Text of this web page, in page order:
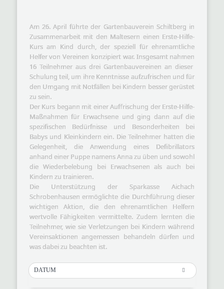
Am 26. April führte der Gartenbauverein Schiltberg in
Zusammenarbeit mit den Maltesern einen Erste-Hilfe-
Kurs am Kind durch, der speziell für ehrenamtliche
Helfer von Vereinen konzipiert war. Insgesamt nahmen
16 Teilnehmer aus drei Gartenbauvereinen an dieser
Schulung teil, um ihre Kenntnisse aufzufrischen und für
den Umgang mit Notfällen bei Kindern besser gerüstet
zu sein.
Der Kurs begann mit einer Auffrischung der Erste-Hilfe-
Maßnahmen für Erwachsene und ging dann auf die
spezifischen Bedürfnisse und Besonderheiten bei
Babys und Kleinkindern ein. Die Teilnehmer hatten die
Gelegenheit, die Anwendung eines Defibrillators
anhand einer Puppe namens Anna zu üben und sowohl
die Wiederbelebung bei Erwachsenen als auch bei
Kindern zu trainieren.
Die Unterstützung der Sparkasse Aichach
Schrobenhausen ermöglichte die Durchführung dieser
wichtigen Aktion, die den ehrenamtlichen Helfern
wertvolle Fähigkeiten vermittelte. Zudem lernten die
Teilnehmer, wie sie Verletzungen bei Kindern während
Vereinsaktionen angemessen behandeln dürfen und
was dabei zu beachten ist.
DATUM